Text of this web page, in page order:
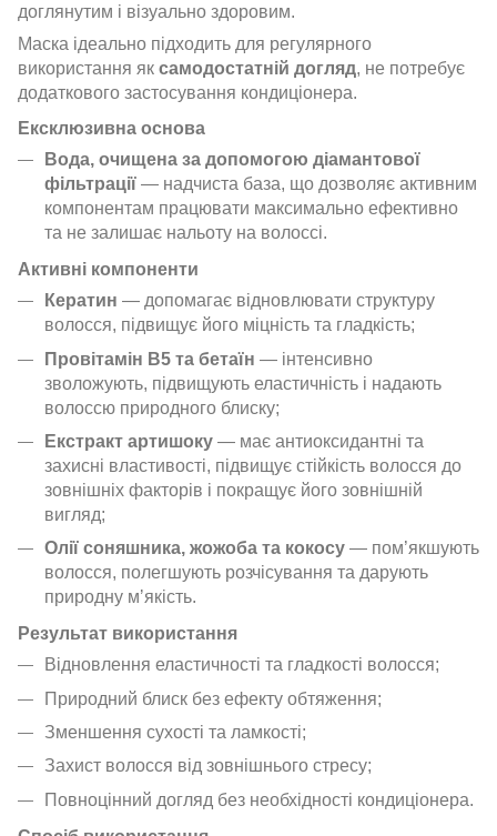
доглянутим і візуально здоровим.
Маска ідеально підходить для регулярного
використання як самодостатній догляд, не потребує
додаткового застосування кондиціонера.
Ексклюзивна основа
Вода, очищена за допомогою діамантової
фільтрації — надчиста база, що дозволяє активним
компонентам працювати максимально ефективно
та не залишає нальоту на волоссі.
Активні компоненти
Кератин — допомагає відновлювати структуру
волосся, підвищує його міцність та гладкість;
Провітамін B5 та бетаїн — інтенсивно
зволожують, підвищують еластичність і надають
волоссю природного блиску;
Екстракт артишоку — має антиоксидантні та
захисні властивості, підвищує стійкість волосся до
зовнішніх факторів і покращує його зовнішній
вигляд;
Олії соняшника, жожоба та кокосу — пом’якшують
волосся, полегшують розчісування та дарують
природну мʼякість.
Результат використання
Відновлення еластичності та гладкості волосся;
Природний блиск без ефекту обтяження;
Зменшення сухості та ламкості;
Захист волосся від зовнішнього стресу;
Повноцінний догляд без необхідності кондиціонера.